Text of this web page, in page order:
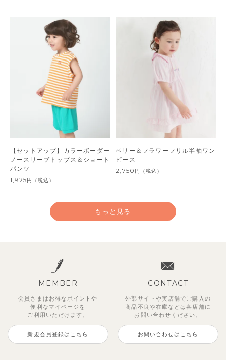
【セットアップ】カラーボーダー
ノースリーブトップス＆ショート
パンツ
1,925円 （税込）
ベリー＆フラワーフリル半袖ワン
ピース
2,750 円 （税込）
もっと見る
MEMBER
会員さまはお得なポイントや
便利な マイページを
ご利用いただけます。
新規会員登録はこちら
CONTACT
外部サイトや実店舗でご購入の
商品不良や在庫などは各店舗に
お問い合わせください。
お問い合わせはこちら